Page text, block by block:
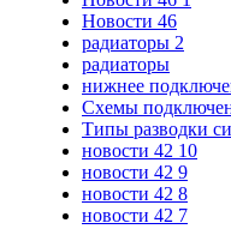
Новости 46
радиаторы 2
радиаторы
нижнее
Схемы
Типы разводки
новости 42 10
новости 42 9
новости 42 8
новости 42 7